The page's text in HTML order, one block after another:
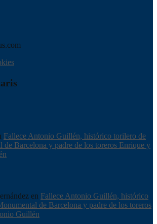
Fallece Antonio Guillén, histórico torilero de
de Barcelona y padre de los toreros Enrique y
en Fallece Antonio Guillén, histórico
de Barcelona y padre de los toreros
Guillén